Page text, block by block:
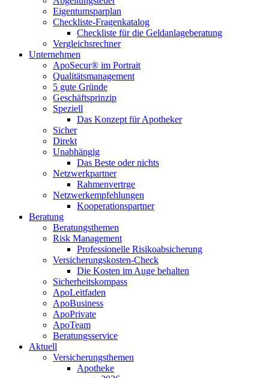
Eigentumsparplan
Checkliste-Fragenkatalog
Checkliste für die Geldanlageberatung
Vergleichsrechner
Unternehmen
ApoSecur® im Portrait
Qualitätsmanagement
5 gute Gründe
Geschäftsprinzip
Speziell
Das Konzept für Apotheker
Sicher
Direkt
Unabhängig
Das Beste oder nichts
Netzwerkpartner
Rahmenvertrge
Netzwerkempfehlungen
Kooperationspartner
Beratung
Beratungsthemen
Risk Management
Professionelle Risikoabsicherung
Versicherungskosten-Check
Die Kosten im Auge behalten
Sicherheitskompass
ApoLeitfaden
ApoBusiness
ApoPrivate
ApoTeam
Beratungsservice
Aktuell
Versicherungsthemen
Apotheke